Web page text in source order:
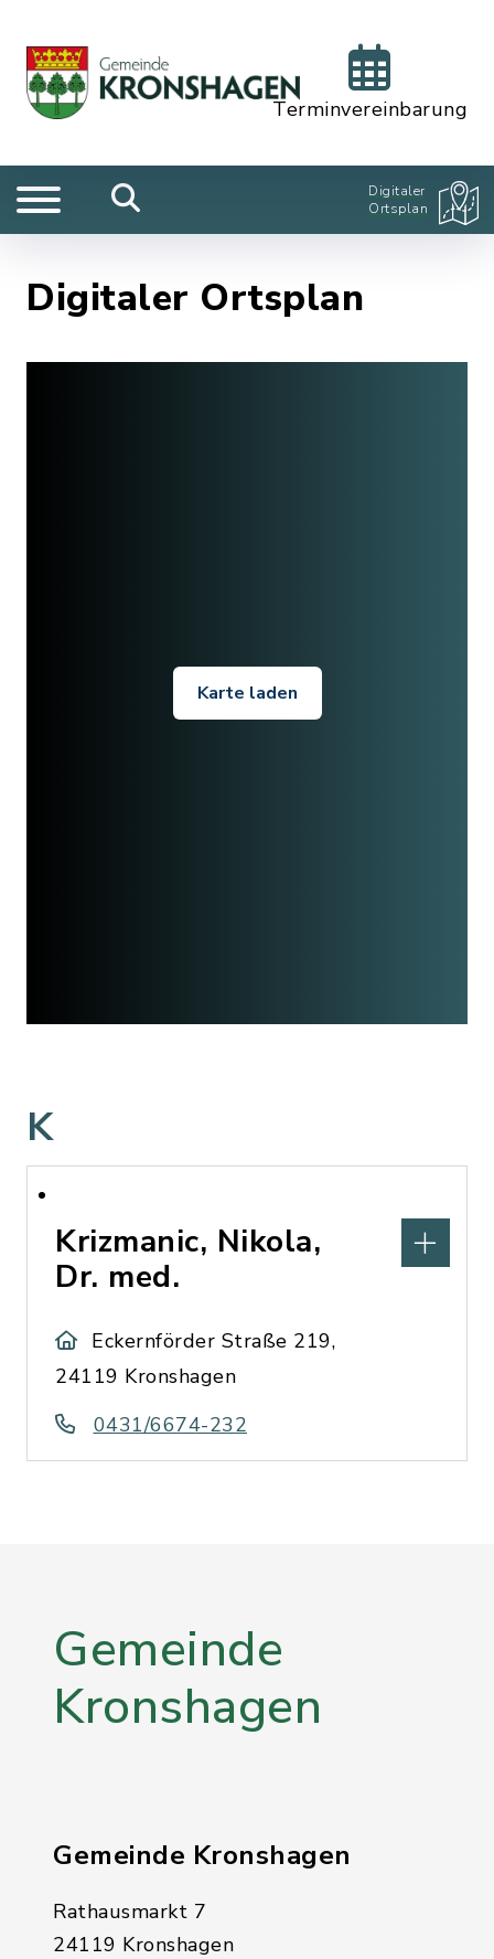
Terminvereinbarung
Digitaler
Ortsplan
Digitaler Ortsplan
Karte laden
K
Krizmanic, Nikola,
Dr. med.
Eckernförder Straße 219,
24119 Kronshagen
0431/6674-232
Gemeinde
Kronshagen
Gemeinde Kronshagen
Rathausmarkt 7
24119 Kronshagen